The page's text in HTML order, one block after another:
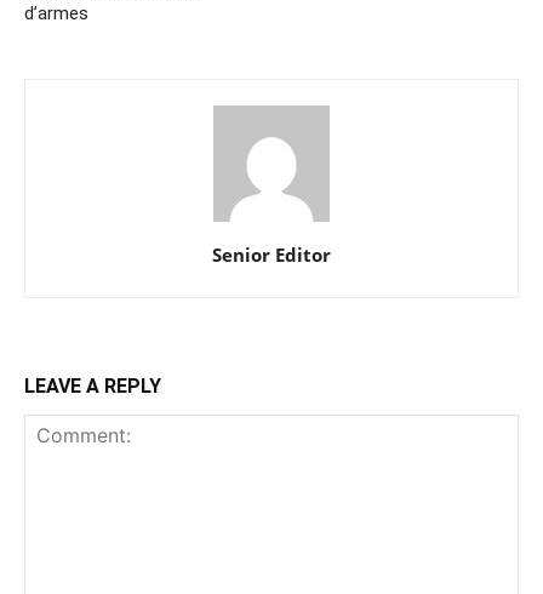
d’armes
Senior Editor
LEAVE A REPLY